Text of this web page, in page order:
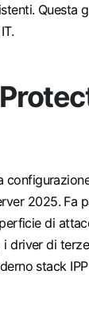
Questa
2025. Fa
di
i driver di
stack